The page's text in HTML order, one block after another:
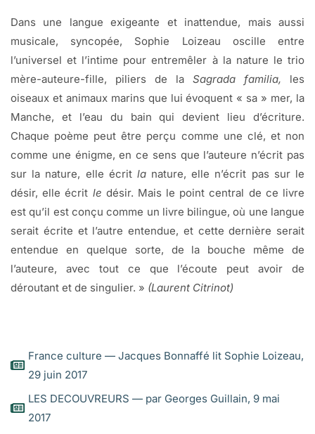
Dans une langue exigeante et inattendue, mais aussi
musicale, syncopée, Sophie Loizeau oscille entre
l’universel et l’intime pour entremêler à la nature le trio
mère-auteure-fille, piliers de la Sagrada familia, les
oiseaux et animaux marins que lui évoquent « sa » mer, la
Manche, et l’eau du bain qui devient lieu d’écriture.
Chaque poème peut être perçu comme une clé, et non
comme une énigme, en ce sens que l’auteure n’écrit pas
sur la nature, elle écrit lanature, elle n’écrit pas sur le
désir, elle écrit le désir. Mais le point central de ce livre
est qu’il est conçu comme un livre bilingue, où une langue
serait écrite et l’autre entendue, et cette dernière serait
entendue en quelque sorte, de la bouche même de
l’auteure, avec tout ce que l’écoute peut avoir de
déroutant et de singulier. » (Laurent Citrinot)
France culture — Jacques Bonnaffé lit Sophie Loizeau,
29 juin 2017
LES DECOUVREURS — par Georges Guillain, 9 mai
2017